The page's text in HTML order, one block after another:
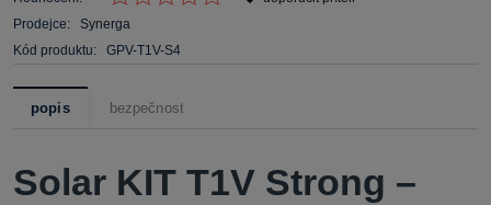
Prodejce:
Synerga
Kód produktu:
GPV-T1V-S4
popis bezpečnost
Solar KIT T1V Strong –